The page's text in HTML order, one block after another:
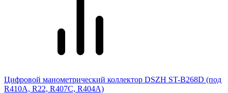
Цифровой манометрический коллектор DSZH ST-B268D (под
R410A, R22, R407С, R404A)